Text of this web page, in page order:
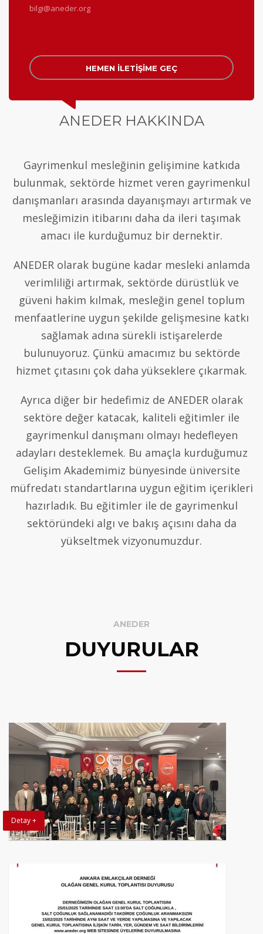
bilgi@aneder.org
HEMEN İLETİŞİME GEÇ
ANEDER HAKKINDA
Gayrimenkul mesleğinin gelişimine katkıda
bulunmak, sektörde hizmet veren gayrimenkul
danışmanları arasında dayanışmayı artırmak ve
mesleğimizin itibarını daha da ileri taşımak
amacı ile kurduğumuz bir dernektir.
ANEDER olarak bugüne kadar mesleki anlamda
verimliliği artırmak, sektörde dürüstlük ve
güveni hakim kılmak, mesleğin genel toplum
menfaatlerine uygun şekilde gelişmesine katkı
sağlamak adına sürekli istişarelerde
bulunuyoruz. Çünkü amacımız bu sektörde
hizmet çıtasını çok daha yükseklere çıkarmak.
Ayrıca diğer bir hedefimiz de ANEDER olarak
sektöre değer katacak, kaliteli eğitimler ile
gayrimenkul danışmanı olmayı hedefleyen
adayları desteklemek. Bu amaçla kurduğumuz
Gelişim Akademimiz bünyesinde üniversite
müfredatı standartlarına uygun eğitim içerikleri
hazırladık. Bu eğitimler ile de gayrimenkul
sektöründeki algı ve bakış açısını daha da
yükseltmek vizyonumuzdur.
ANEDER
DUYURULAR
Detay +